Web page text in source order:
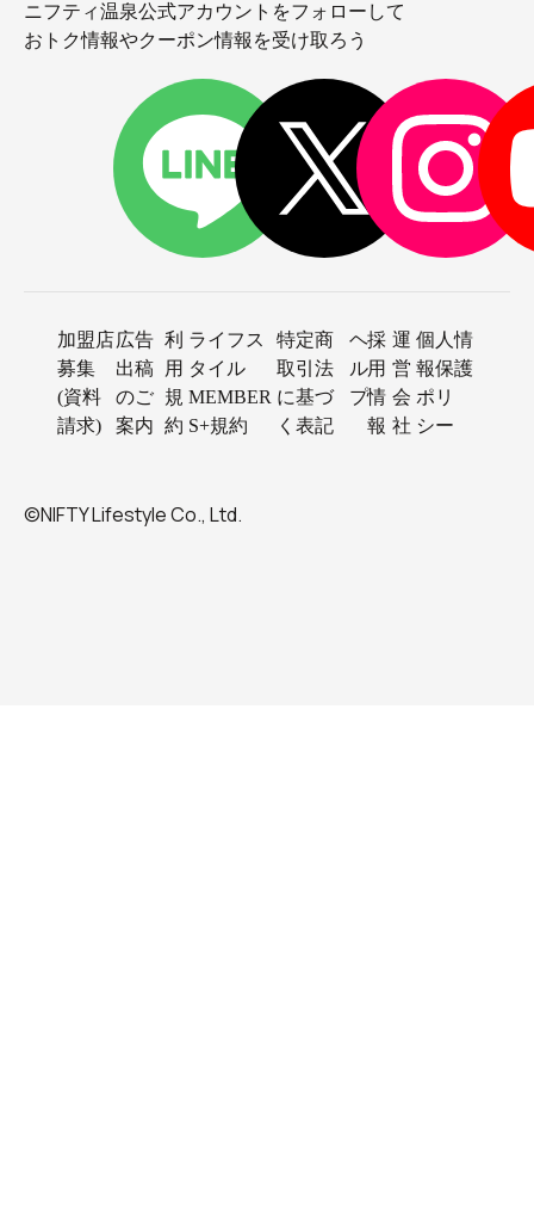
少し寒いところにいただけで、風邪引く人って案外多い
んじゃないでしょうか。まして、雪降る中全裸で33℃の
お湯につかっていたら！笑
私はもともと風邪ウイルスには気をつけていて、手洗い
うがいは欠かさないからかめったに風邪は引かないんだ
この時もへっちゃらでした☆
ニフティ温泉公式アカウントをフォローして
おトク情報やクーポン情報を受け取ろう
加盟店
募集
(資料
請求)
広告
出稿
のご
案内
利
用
規
約
ライフス
タイル
MEMBER
S+規約
特定商
取引法
に基づ
く表記
ヘ
ル
プ
採
用
情
報
運
営
会
社
個人情
報保護
ポリ
シー
©NIFTY Lifestyle Co., Ltd.